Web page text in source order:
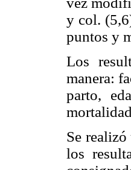
y col.
puntos y
Los
manera:
parto,
Se
los